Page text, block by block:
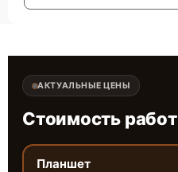
АКТУАЛЬНЫЕ ЦЕНЫ
Стоимость работ
Планшет